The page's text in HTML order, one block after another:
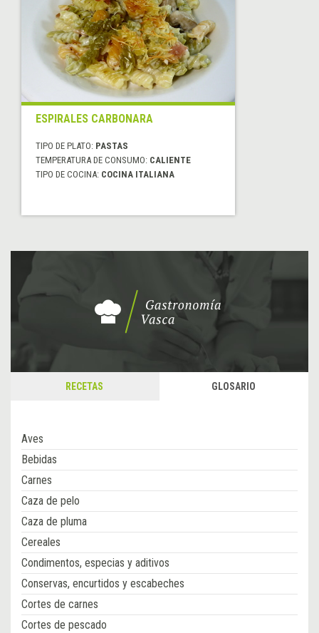
ESPIRALES CARBONARA
TIPO DE PLATO: PASTAS
TEMPERATURA DE CONSUMO: CALIENTE
TIPO DE COCINA: COCINA ITALIANA
RECETAS GLOSARIO
Aves
Bebidas
Carnes
Caza de pelo
Caza de pluma
Cereales
Condimentos, especias y aditivos
Conservas, encurtidos y escabeches
Cortes de carnes
Cortes de pescado